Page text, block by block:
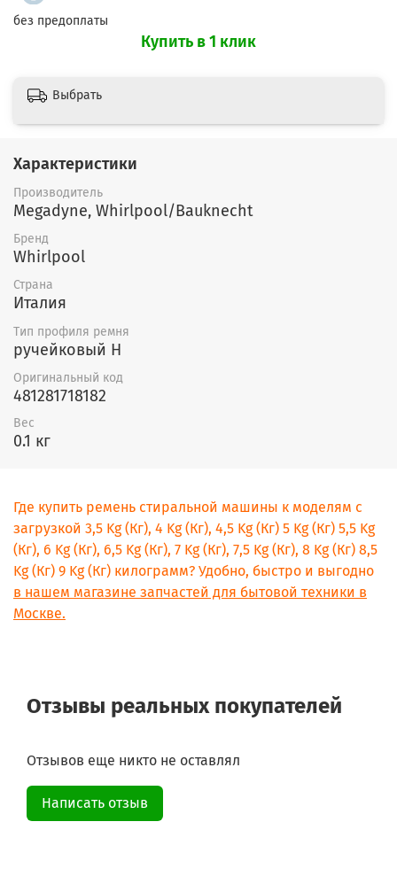
без предоплаты
Купить в 1 клик
Выбрать
Характеристики
Производитель
Megadyne, Whirlpool/Bauknecht
Бренд
Whirlpool
Страна
Италия
Тип профиля ремня
ручейковый H
Оригинальный код
481281718182
Вес
0.1 кг
Где купить ремень стиральной машины к моделям с
загрузкой 3,5 Kg (Кг), 4 Kg (Кг), 4,5 Kg (Кг) 5 Kg (Кг) 5,5 Kg
(Кг), 6 Kg (Кг), 6,5 Kg (Кг), 7 Kg (Кг), 7,5 Kg (Кг), 8 Kg (Кг) 8,5
Kg (Кг) 9 Kg (Кг) килограмм? Удобно, быстро и выгодно
в нашем магазине запчастей для бытовой техники в
Москве.
Отзывы реальных покупателей
Отзывов еще никто не оставлял
Написать отзыв